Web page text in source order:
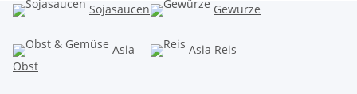
Sojasaucen Gewürze
Asia
Obst
Asia Reis